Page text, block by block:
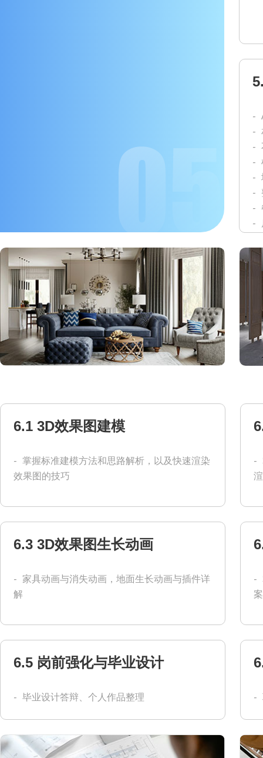
-
-
-
-
-
-
-
-
6.1 3D效果图建模
- 掌握标准建模方法和思路解析，以及快速渲染
效果图的技巧
-
6.3 3D效果图生长动画
-
家具动画与消失动画，地面生长动画与插件详
解
-
6.5 岗前强化与毕业设计
- 毕业设计答辩、个人作品整理 -